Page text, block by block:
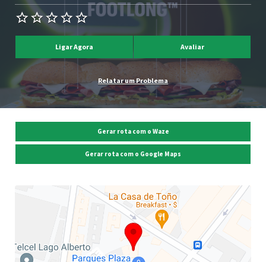
Ligar Agora Avaliar
Relatar um Problema
Gerar rota com o Waze
Gerar rota com o Google Maps